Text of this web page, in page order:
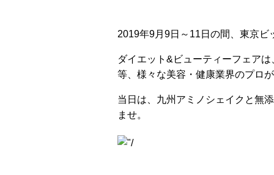
2019年9月9日～11日の間、東京ビ
ダイエット&ビューティーフェア
等、様々な美容・健康業界のプロ
当日は、九州アミノシェイクと無
ませ。